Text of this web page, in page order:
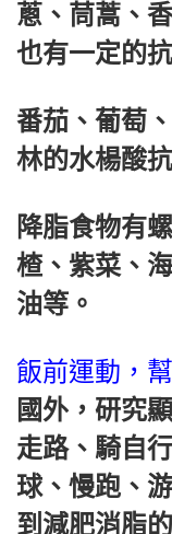
蔥、茼蒿、
也有一定的
番茄、葡萄
林的水楊酸
降脂食物有
楂、紫菜、
油等。
飯前運動，
國外，研究
走路、騎自
球、慢跑、
到減肥消脂